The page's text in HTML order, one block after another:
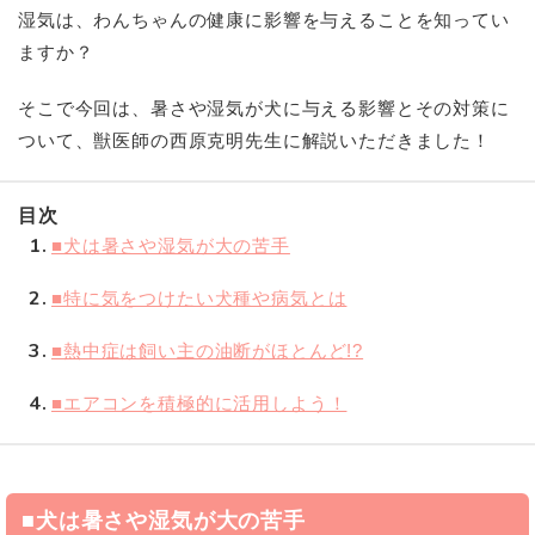
湿気は、わんちゃんの健康に影響を与えることを知ってい
ますか？
そこで今回は、暑さや湿気が犬に与える影響とその対策に
ついて、獣医師の西原克明先生に解説いただきました！
目次
1 ■犬は暑さや湿気が大の苦手
2 ■特に気をつけたい犬種や病気とは
3 ■熱中症は飼い主の油断がほとんど!?
4 ■エアコンを積極的に活用しよう！
■犬は暑さや湿気が大の苦手